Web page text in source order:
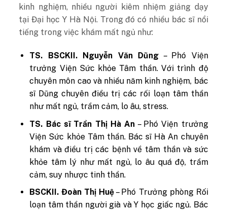
kinh nghiệm, nhiều người kiêm nhiệm giảng dạy
tại Đại học Y Hà Nội. Trong đó có nhiều bác sĩ nổi
tiếng trong việc khám mất ngủ như:
TS. BSCKII. Nguyễn Văn Dũng – Phó Viện
trưởng Viện Sức khỏe Tâm thần. Với trình độ
chuyên môn cao và nhiều năm kinh nghiệm, bác
sĩ Dũng chuyên điều trị các rối loạn tâm thần
như mất ngủ, trầm cảm, lo âu, stress.
TS. Bác sĩ Trần Thị Hà An – Phó Viện trưởng
Viện Sức khỏe Tâm thần. Bác sĩ Hà An chuyên
khám và điều trị các bệnh về tâm thần và sức
khỏe tâm lý như mất ngủ, lo âu quá độ, trầm
cảm, suy nhược tinh thần.
BSCKII. Đoàn Thị Huệ – Phó Trưởng phòng Rối
loạn tâm thần người già và Y học giấc ngủ. Bác